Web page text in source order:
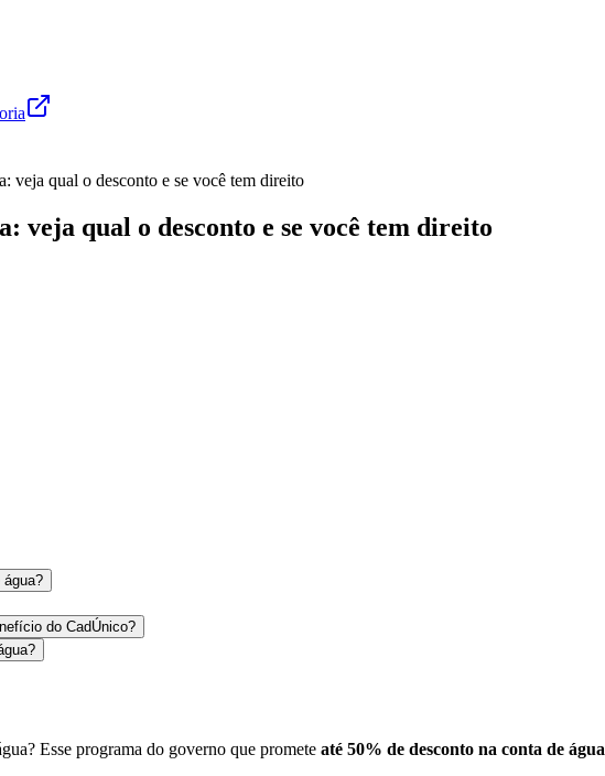
veja qual o desconto e se você tem direito
veja qual o desconto e se você tem direito
água?
do CadÚnico?
Esse programa do governo que promete até 50% de desconto na conta de água